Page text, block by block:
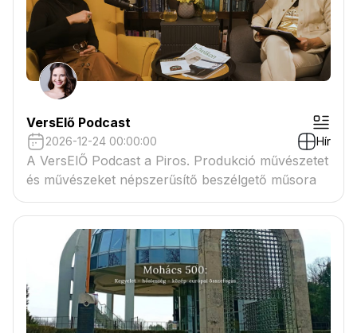
VersElő Podcast
2026-12-24 00:00:00 Hír
A VersElŐ Podcast a Piros. Produkció művészetet
és művészeket népszerűsítő beszélgető műsora